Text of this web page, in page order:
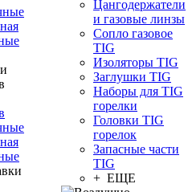
Цангодержатели
и газовые линзы
Сопло газовое
TIG
Изоляторы TIG
Заглушки TIG
Наборы для TIG
горелки
Головки TIG
горелок
Запасные части
TIG
+ ЕЩЕ